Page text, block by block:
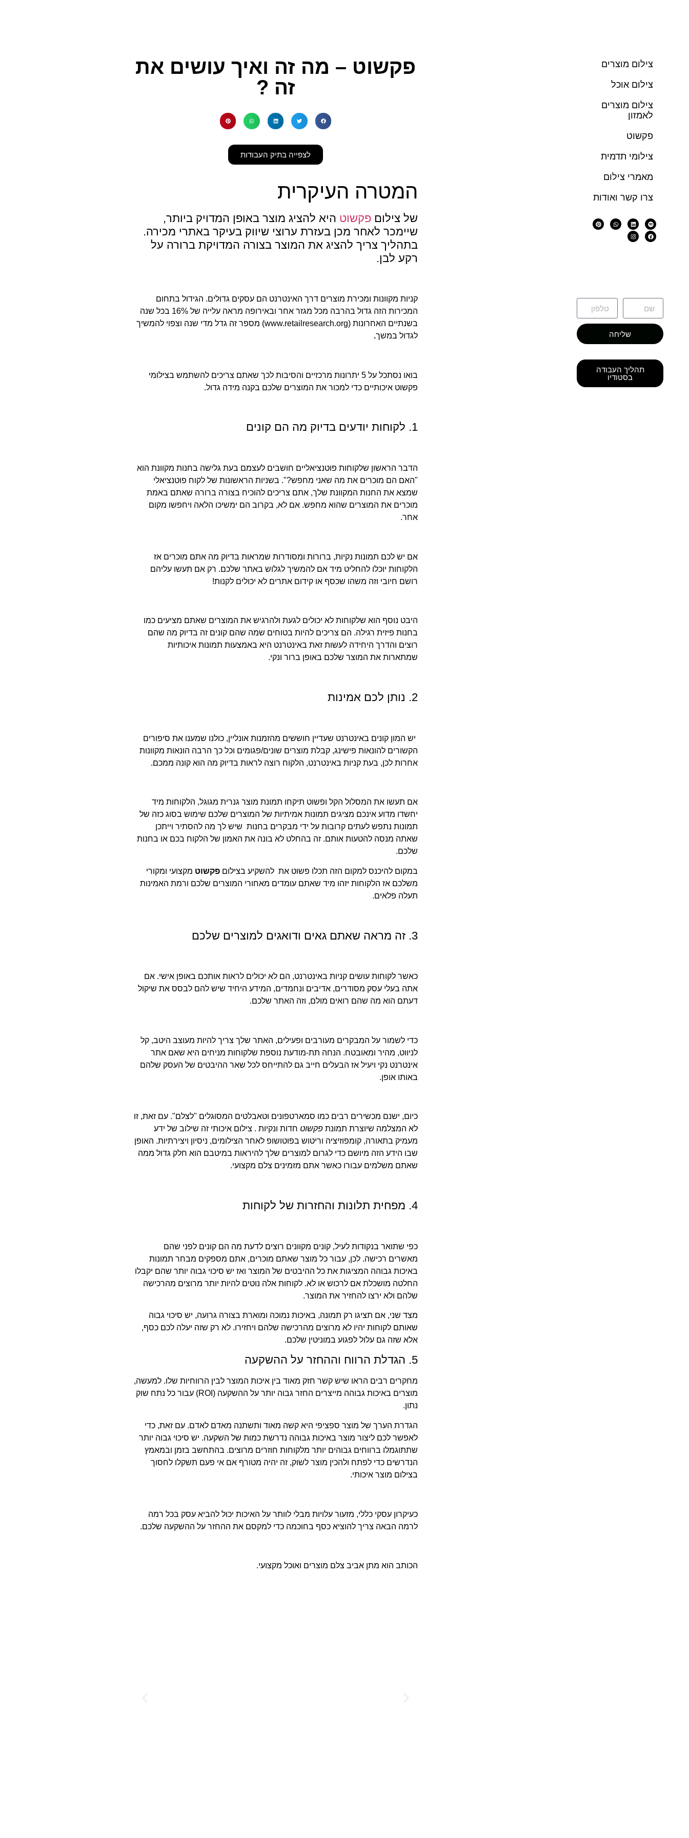
צילום מוצרים
צילום אוכל
צילום מוצרים
לאמזון
פקשוט
צילומי תדמית
מאמרי צילום
צרו קשר ואודות
שליחה
תהליך העבודה
בסטודיו
פקשוט – מה זה ואיך עושים את
זה ?
לצפייה בתיק העבודות
המטרה העיקרית
של צילום פקשוט היא להציג מוצר באופן המדויק ביותר,
שיימכר לאחר מכן בעזרת ערוצי שיווק בעיקר באתרי מכירה.
בתהליךצריך להציג את המוצר בצורה המדויקת ברורה על
רקע לבן.
קניות מקוונות ומכירת מוצרים דרך האינטרנט הם עסקים גדולים. הגידול בתחום
המכירות הזה גדול בהרבה מכל מגזר אחר ובאירופה מראה עלייה של 16% בכל שנה
בשנתיים האחרונות (www.retailresearch.org) מספר זה גדל מדי שנה וצפוי להמשיך
לגדול במשך.
בואו נסתכל על 5 יתרונות מרכזיים והסיבות לכך שאתם צריכים להשתמש בצילומי
פקשוט איכותיים כדי למכור את המוצרים שלכם בקנה מידה גדול.
1. לקוחות יודעים בדיוק מה הם קונים
הדבר הראשון שלקוחות פוטנציאליים חושבים לעצמם בעת גלישה בחנות מקוונת הוא
"האם הם מוכרים את מה שאני מחפש?". בשניות הראשונות של לקוח פוטנציאלי
שמצא את החנות המקוונת שלך, אתם צריכים להוכיח בצורה ברורה שאתם באמת
מוכרים את המוצרים שהוא מחפש. אם לא, בקרוב הם ימשיכו הלאה ויחפשו מקום
אחר.
אם יש לכם תמונות נקיות, ברורות ומסודרות שמראות בדיוק מה אתם מוכרים אז
הלקוחות יוכלו להחליט מיד אם להמשיך לגלוש באתר שלכם. רק אם תעשו עליהם
רושם חיובי וזה משהו שכסף או קידום אתרים לא יכולים לקנות!
היבט נוסף הוא שלקוחות לא יכולים לגעת ולהרגיש את המוצרים שאתם מציעים כמו
בחנות פיזית רגילה. הם צריכים להיות בטוחים שמה שהם קונים זה בדיוק מה שהם
רוצים והדרך היחידה לעשות זאת באינטרנט היא באמצעות תמונות איכותיות
שמתארות את המוצר שלכם באופן ברור ונקי.
2. נותן לכם אמינות
יש המון קונים באינטרנט שעדיין חוששים מהזמנות אונליין, כולנו שמענו את סיפורים
הקשורים להונאות פישינג, קבלת מוצרים שונים/פגומים וכל כך הרבה הונאות מקוונות
אחרות לכן, בעת קניות באינטרנט, הלקוח רוצה לראות בדיוק מה הוא קונה ממכם.
אם תעשו את המסלול הקל ופשוט תיקחו תמונת מוצר גנרית מגוגל, הלקוחות מיד
יחשדו מדוע אינכם מציגים תמונות אמיתיות של המוצרים שלכם שימוש בסוג כזה של
תמונות נתפש לעתים קרובות על ידי מבקרים בחנות שיש לך מה להסתיר וייתכן
שאתה מנסה להטעות אותם. זה בהחלט לא בונה את האמון של הלקוח בכם או בחנות
שלכם.
במקום להיכנס למקום הזה תכלו פשוט את להשקיע בצילום פקשוט מקצועי ומקורי
משלכם אז הלקוחות יזהו מיד שאתם עומדים מאחורי המוצרים שלכם ורמת האמינות
תעלה פלאים.
3. זה מראה שאתם גאים ודואגים למוצרים שלכם
כאשר לקוחות עושים קניות באינטרנט, הם לא יכולים לראות אותכם באופן אישי. אם
אתה בעלי עסק מסודרים, אדיבים ונחמדים, המידע היחיד שיש להם לבסס את שיקול
דעתם הוא מה שהם רואים מולם, וזה האתר שלכם.
כדי לשמור על המבקרים מעורבים ופעילים, האתר שלך צריך להיות מעוצב היטב, קל
לניווט, מהיר ומאובטח. הנחה תת-מודעת נוספת שלקוחות מניחים היא שאם אתר
אינטרנט נקי ויעיל אז הבעלים חייב גם להתייחס לכל שאר ההיבטים של העסק שלהם
באותו אופן.
כיום, ישנם מכשירים רבים כמו סמארטפונים וטאבלטים המסוגלים "לצלם". עם זאת, זו
לא המצלמה שיוצרת תמונת פקשוט חדות ונקיות . צילום איכותי זה שילוב של ידע
מעמיק בתאורה, קומפוזיציה וריטוש בפוטושופ לאחר הצילומים, ניסיון ויצירתיות. האופן
שבו הידע הזה מיושם כדי לגרום למוצרים שלך להיראות במיטבם הוא חלק גדול ממה
שאתם משלמים עבורו כאשר אתם מזמינים צלם מקצועי.
4. מפחית תלונות והחזרות של לקוחות
כפי שתואר בנקודות לעיל, קונים מקוונים רוצים לדעת מה הם קונים לפני שהם
מאשרים רכישה. לכן, עבור כל מוצר שאתם מוכרים, אתם מספקים מבחר תמונות
באיכות גבוהה המציגות את כל ההיבטים של המוצר ואז יש סיכוי גבוה יותר שהם יקבלו
החלטה מושכלת אם לרכוש או לא. לקוחות אלה נוטים להיות יותר מרוצים מהרכישה
שלהם ולא ירצו להחזיר את המוצר.
מצד שני, אם תציגו רק תמונה, באיכות נמוכה ומוארת בצורה גרועה, יש סיכוי גבוה
שאותם לקוחות יהיו לא מרוצים מהרכישה שלהם ויחזירו. לא רק שזה יעלה לכם כסף,
אלא שזה גם עלול לפגוע במוניטין שלכם.
5. הגדלת הרווח וההחזר על ההשקעה
מחקרים רבים הראו שיש קשר חזק מאוד בין איכות המוצר לבין הרווחיות שלו. למעשה,
מוצרים באיכות גבוהה מייצרים החזר גבוה יותר על ההשקעה (ROI) עבור כל נתח שוק
נתון.
הגדרת הערך של מוצר ספציפי היא קשה מאוד ותשתנה מאדם לאדם. עם זאת, כדי
לאפשר לכם ליצור מוצר באיכות גבוהה נדרשת כמות של השקעה. יש סיכוי גבוה יותר
שתתוגמלו ברווחים גבוהים יותר מלקוחות חוזרים מרוצים. בהתחשב בזמן ובמאמץ
הנדרשים כדי לפתח ולהכין מוצר לשוק, זה יהיה מטורף אם אי פעם תשקלו לחסוך
בצילום מוצר איכותי.
כעיקרון עסקי כללי, מזעור עלויות מבלי לוותר על האיכות יכול להביא עסק בכל רמה
לרמה הבאה צריך להוציא כסף בחוכמה כדי למקסם את ההחזר על ההשקעה שלכם.
הכותב הוא מתן אביב צלם מוצרים ואוכל מקצועי.